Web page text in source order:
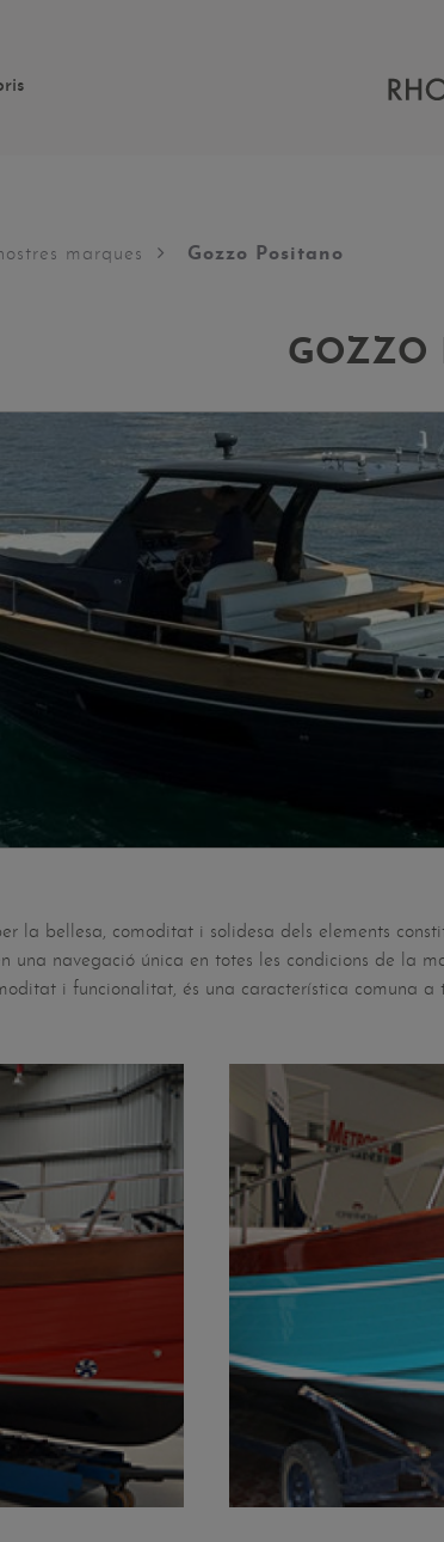
marques Gozzo Positano
GOZZO
la bellesa, comoditat i solidesa dels elements
una navegació única en totes les condicions de la
i funcionalitat, és una característica comuna a